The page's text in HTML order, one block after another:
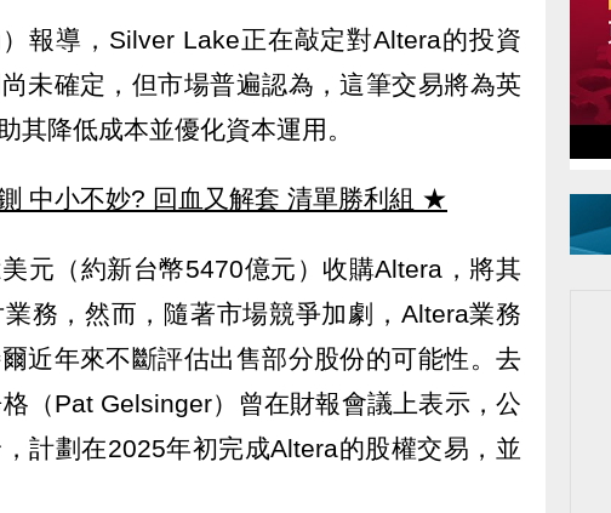
報導，Silver Lake正在敲定對Altera的投資
未確定，但市場普遍認為，這筆交易將為英
其降低成本並優化資本運用。
中小不妙? 回血又解套 清單勝利組 ★
元（約新台幣5470億元）收購Altera，將其
務，然而，隨著市場競爭加劇，Altera業務
近年來不斷評估出售部分股份的可能性。去
（Pat Gelsinger）曾在財報會議上表示，公
計劃在2025年初完成Altera的股權交易，並